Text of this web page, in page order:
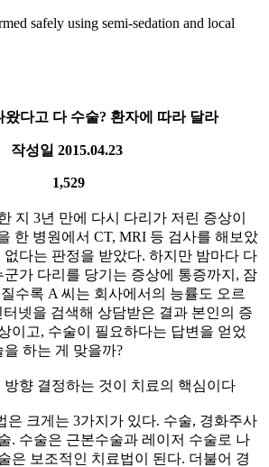
safely using semi-sedation and local
왔다고 다 수술? 환자에 따라 달라
작성일 2015.04.23
1,529
지 3년 만에 다시 다리가 저린 증상이
한 병원에서 CT, MRI 등 검사를 해보았
다는 판정을 받았다. 하지만 밤마다 다
가 다리를 당기는 증상에 통증까지, 잠
수록 A 씨는 회사에서의 능률도 오르
넷을 검색해 상담받은 결과 본인의 증
이고, 수술이 필요하다는 답변을 얻었
하는 게 맞을까?
향 결정하는 것이 치료의 핵심이다
은 크게는 3가지가 있다. 수술, 경화주사
. 수술은 근본수술과 레이저 수술로 나
은 보조적인 치료법이 된다. 더불어 경